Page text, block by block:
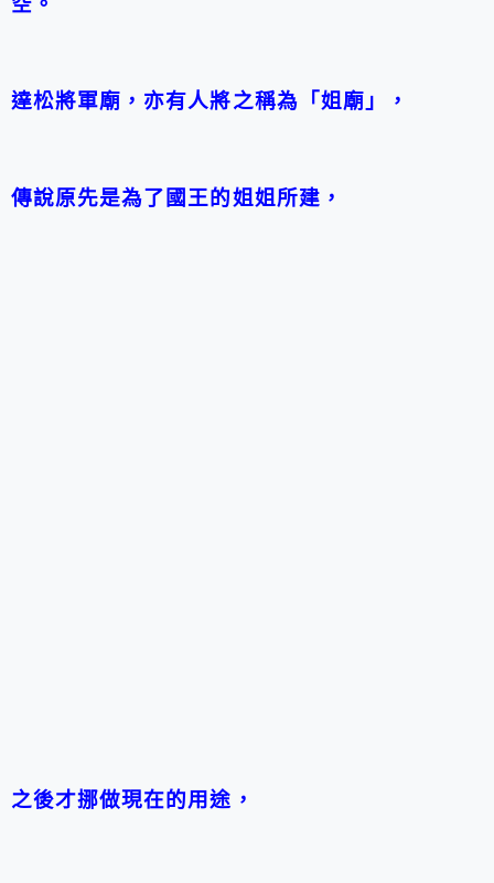
達松將軍廟，亦有人將之稱為「姐廟」，
傳說原先是為了國王的姐姐所建，
之後才挪做現在的用途，